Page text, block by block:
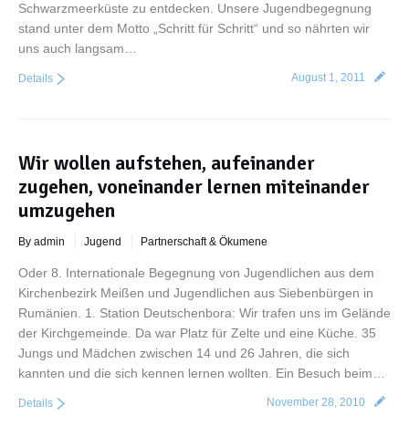
Schwarzmeerküste zu entdecken. Unsere Jugendbegegnung
stand unter dem Motto „Schritt für Schritt“ und so nährten wir
uns auch langsam…
August 1, 2011
Details
Wir wollen aufstehen, aufeinander
zugehen, voneinander lernen miteinander
umzugehen
By admin Jugend Partnerschaft & Ökumene
Oder 8. Internationale Begegnung von Jugendlichen aus dem
Kirchenbezirk Meißen und Jugendlichen aus Siebenbürgen in
Rumänien. 1. Station Deutschenbora: Wir trafen uns im Gelände
der Kirchgemeinde. Da war Platz für Zelte und eine Küche. 35
Jungs und Mädchen zwischen 14 und 26 Jahren, die sich
kannten und die sich kennen lernen wollten. Ein Besuch beim…
November 28, 2010
Details